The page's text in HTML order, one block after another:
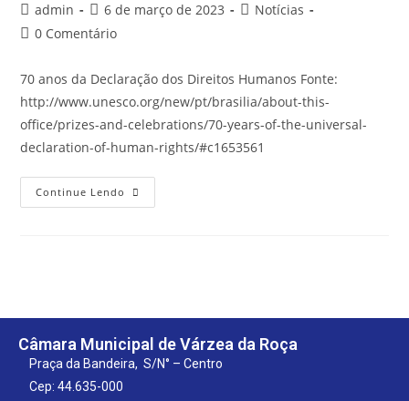
admin 6 de março de 2023
Notícias
0 Comentário
70 anos da Declaração dos Direitos Humanos Fonte:
http://www.unesco.org/new/pt/brasilia/about-this-
office/prizes-and-celebrations/70-years-of-the-universal-
declaration-of-human-rights/#c1653561
Continue Lendo
Câmara Municipal de Várzea da Roça
Praça da Bandeira, S/N° – Centro
Cep: 44.635-000